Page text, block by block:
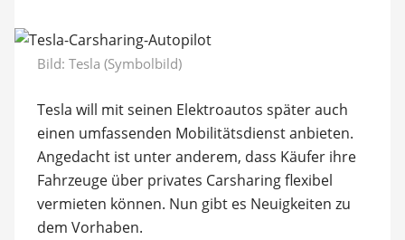
Bild: Tesla (Symbolbild)
Tesla will mit seinen Elektroautos später auch
einen umfassenden Mobilitätsdienst anbieten.
Angedacht ist unter anderem, dass Käufer ihre
Fahrzeuge über privates Carsharing flexibel
vermieten können. Nun gibt es Neuigkeiten zu
dem Vorhaben.